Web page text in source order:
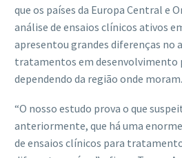
que os países da Europa Central e
análise de ensaios clínicos ativos
apresentou grandes diferenças no
tratamentos em desenvolvimento
dependendo da região onde moram.
“O nosso estudo prova o que
anteriormente, que há uma
de ensaios clínicos para